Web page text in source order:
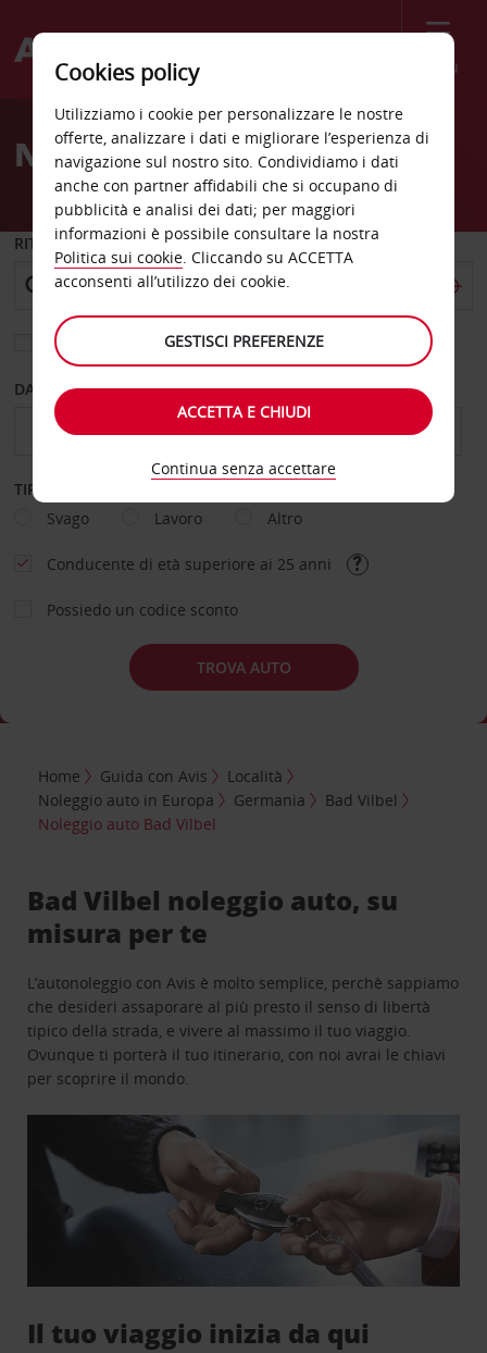
Menù
Welcome
AvisNoleggio auto Bad Vilbel
RITIRO DA
Scegli una località di riconsegna diversa
DAL GIORNO AL GIORNO
TIPOLOGIA DI NOLEGGIO
Svago
Lavoro Altro
Conducente di età superiore ai 25 anni
Possiedo un codice sconto
TROVA AUTO
Home Guida con Avis
Località
Noleggio auto in Europa
Germania
Bad Vilbel
Noleggio auto Bad Vilbel
Bad Vilbel noleggio auto, su
misura per te
L’autonoleggio con Avis è molto semplice, perchè sappiamo
che desideri assaporare al più presto il senso di libertà
tipico della strada, e vivere al massimo il tuo viaggio.
Ovunque ti porterà il tuo itinerario, con noi avrai le chiavi
per scoprire il mondo.
Il tuo viaggio inizia da qui
Cookies policy
Utilizziamo i cookie per personalizzare le nostre
offerte, analizzare i dati e migliorare l’esperienza di
navigazione sul nostro sito. Condividiamo i dati
anche con partner affidabili che si occupano di
pubblicità e analisi dei dati; per maggiori
informazioni è possibile consultare la nostra
Politica sui cookie. Cliccando su ACCETTA
acconsenti all’utilizzo dei cookie.
GESTISCI PREFERENZE
ACCETTA E CHIUDI
Continua senza accettare